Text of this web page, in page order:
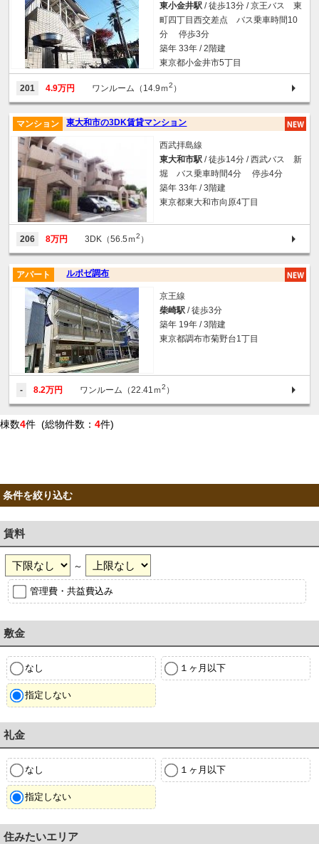
東小金井駅 / 徒歩13分 / 京王バス 東
町四丁目西交差点 バス乗車時間10
分 停歩3分
築年 33年 / 2階建
東京都小金井市5丁目
201 4.9万円 ワンルーム（14.9ｍ2 ）
東大和市の3DK賃貸マンション
マンション
西武拝島線
東大和市駅 / 徒歩14分 / 西武バス 新
堀 バス乗車時間4分 停歩4分
築年 33年 / 3階建
東京都東大和市向原4丁目
206 8万円 3DK（56.5ｍ2 ）
ルポゼ調布
アパート
京王線
柴崎駅 / 徒歩3分
築年 19年 / 3階建
東京都調布市菊野台1丁目
- 8.2万円 ワンルーム（22.41ｍ2 ）
棟数4件 (総物件数： 4件)
条件を絞り込む
賃料
～
管理費・共益費込み
敷金
なし １ヶ月以下
指定しない
礼金
なし １ヶ月以下
指定しない
住みたいエリア